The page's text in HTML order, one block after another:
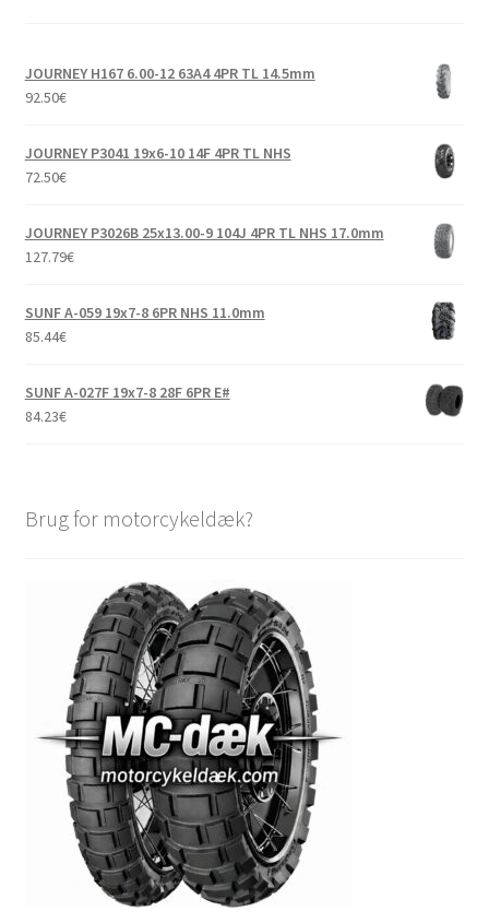
JOURNEY H167 6.00-12 63A4 4PR TL 14.5mm
92.50€
JOURNEY P3041 19x6-10 14F 4PR TL NHS
72.50€
JOURNEY P3026B 25x13.00-9 104J 4PR TL NHS 17.0mm
127.79€
SUNF A-059 19x7-8 6PR NHS 11.0mm
85.44€
SUNF A-027F 19x7-8 28F 6PR E#
84.23€
Brug for motorcykeldæk?